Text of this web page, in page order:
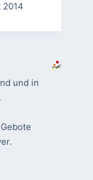
2014
und in